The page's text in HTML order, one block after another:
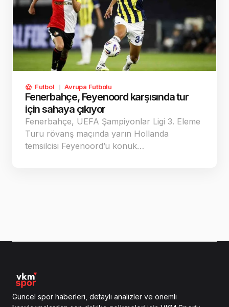
Futbol Avrupa Futbolu
Fenerbahçe, Feyenoord karşısında tur
için sahaya çıkıyor
Fenerbahçe, UEFA Şampiyonlar Ligi 3. Eleme
Turu rövanş maçında yarın Hollanda
temsilcisi Feyenoord’u konuk…
Güncel spor haberleri, detaylı analizler ve önemli